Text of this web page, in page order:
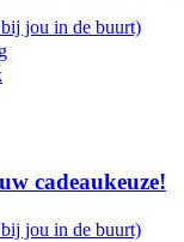
jou in de buurt)
cadeaukeuze!
jou in de buurt)